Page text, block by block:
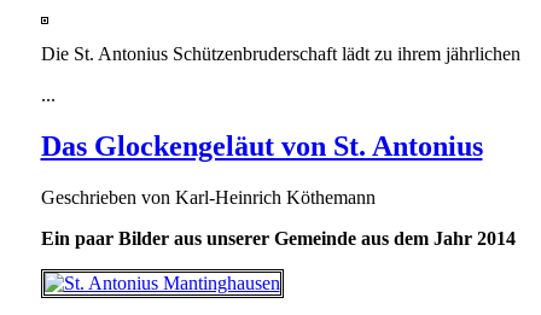
Die St. Antonius Schützenbruderschaft lädt zu ihrem jährlichen
...
Das Glockengeläut von St. Antonius
Geschrieben von Karl-Heinrich Köthemann
Ein paar Bilder aus unserer Gemeinde aus dem Jahr 2014